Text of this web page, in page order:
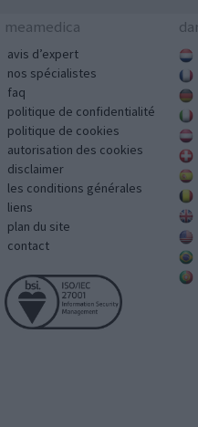
meamedica
avis d’expert
nos spécialistes
faq
politique de confidentialité
politique de cookies
autorisation des cookies
disclaimer
les conditions générales
liens
plan du site
contact